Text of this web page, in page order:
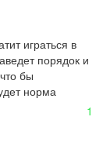
играться в
порядок и
бы
норма
1